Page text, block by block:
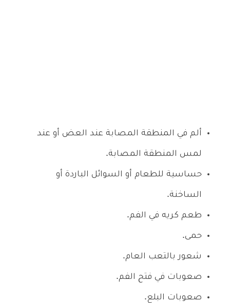
ألم في المنطقة المصابة عند العض أو عند
لمس المنطقة المصابة.
حساسية للطعام أو السوائل الباردة أو
الساخنة.
طعم كريه في الفم.
حمى.
شعور بالتعب العام.
صعوبات في فتح الفم.
صعوبات البلع.